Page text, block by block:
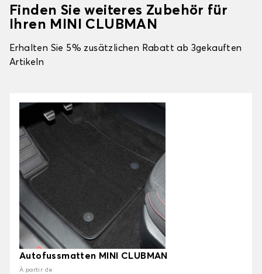
Finden Sie weiteres Zubehör für
Ihren MINI CLUBMAN
Erhalten Sie 5% zusätzlichen Rabatt ab 3gekauften
Artikeln
Autofussmatten MINI CLUBMAN
À partir de